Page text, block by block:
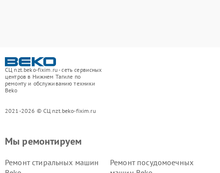
СЦ nzt.beko-fixim.ru - сеть сервисных
центров в Нижнем Тагиле по
ремонту и обслуживанию техники
Beko
2021-2026 © СЦ nzt.beko-fixim.ru
Мы ремонтируем
Ремонт стиральных машин
Ремонт посудомоечных